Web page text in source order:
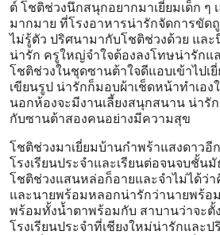
ต์ โชติช่วงนึกสนุกอยากมาเยี่ยมเด็ก ๆ
มากมาย ที่โรงอาหารน่ารักจัดการขัด
ไม่รู้ตัว ปริศนามากับโชติช่วงด้วย และ
น่ารัก ครูใหญ่จำใจต้องลงโทษน่ารักแ
โชติช่วงในชุดซานต้าใจดีแอบเข้าไป
เขียนรูป น่ารักก็มอบผ้าเช็ดหน้าทำเอ
นอกห้องจะมีงานเลี้ยงสนุกสนาน น่ารั
กับซานต้าสองคนอย่างมีความสุข
โชติช่วงมาเยี่ยมบ้านกำพร้าแสงดาว
โรงเรียนประจำและเรียนต่อจนจบชั้น
โชติช่วงแสนหล่อก็อายและจำไม่ได้ว่
และนายพร้อมหลอกน่ารักว่านายพร้อ
พร้อมทั้งน้ำตาพร้อมกับ สาบานว่าจะ
โรงเรียนประจำที่เชียงใหม่น่ารักและ